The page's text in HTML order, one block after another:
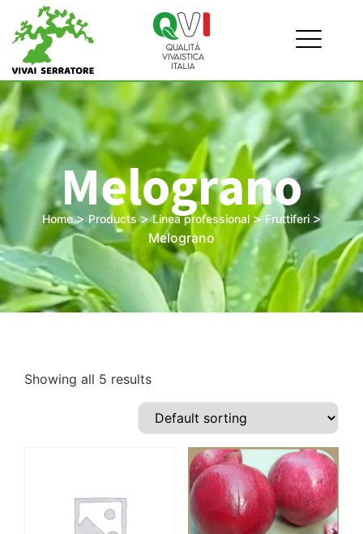
Melograno
Home> Products>Linea professional>Fruttiferi>
Melograno
Showing all 5 results